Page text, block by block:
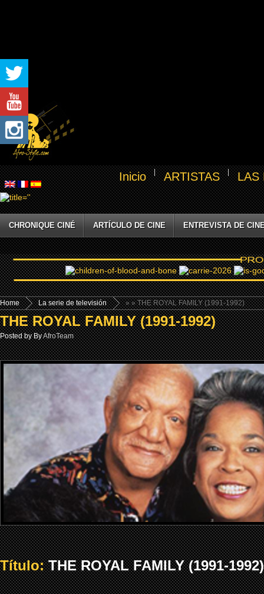
Inicio ARTISTAS LAS
CHRONIQUE CINÉ ARTÍCULO DE CINE ENTREVISTA DE
Home »
La serie de televisión » THE ROYAL FAMILY (1991-1992)
THE ROYAL FAMILY (1991-1992)
Posted by ByAfroTeam
Título:THE ROYAL FAMILY (1991-1992)